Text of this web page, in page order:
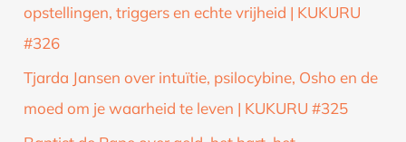
opstellingen, triggers en echte vrijheid | KUKURU
#326
Tjarda Jansen over intuïtie, psilocybine, Osho en de
moed om je waarheid te leven | KUKURU #325